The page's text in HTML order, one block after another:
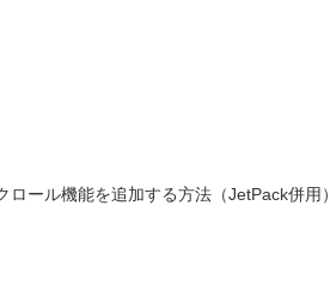
ロール機能を追加する方法（JetPack併用）